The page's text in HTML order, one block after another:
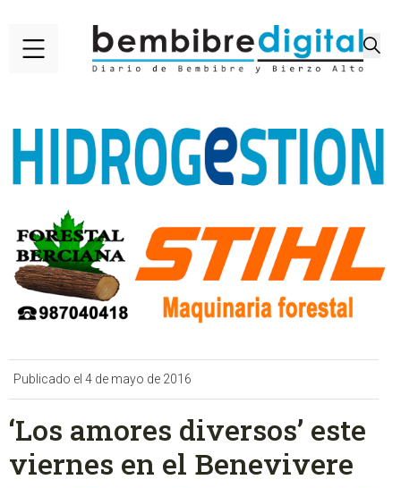
Publicado el 4 de mayo de 2016
‘Los amores diversos’ este
viernes en el Benevivere